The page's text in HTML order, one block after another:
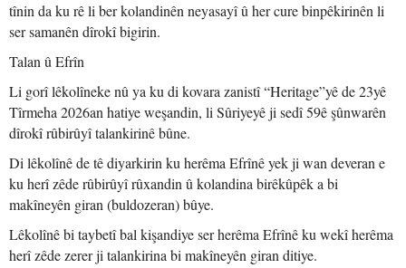
tînin da ku rê li ber kolandinên neyasayî û her cure binpêkirinên li
ser samanên dîrokî bigirin.
Talan û Efrîn
Li gorî lêkolîneke nû ya ku di kovara zanistî “Heritage”yê de 23yê
Tîrmeha 2026an hatiye weşandin, li Sûriyeyê ji sedî 59ê şûnwarên
dîrokî rûbirûyî talankirinê bûne.
Di lêkolînê de tê diyarkirin ku herêma Efrînê yek ji wan deveran e
ku herî zêde rûbirûyî rûxandin û kolandina birêkûpêk a bi
makîneyên giran (buldozeran) bûye.
Lêkolînê bi taybetî bal kişandiye ser herêma Efrînê ku wekî herêma
herî zêde zerer ji talankirina bi makîneyên giran ditiye.